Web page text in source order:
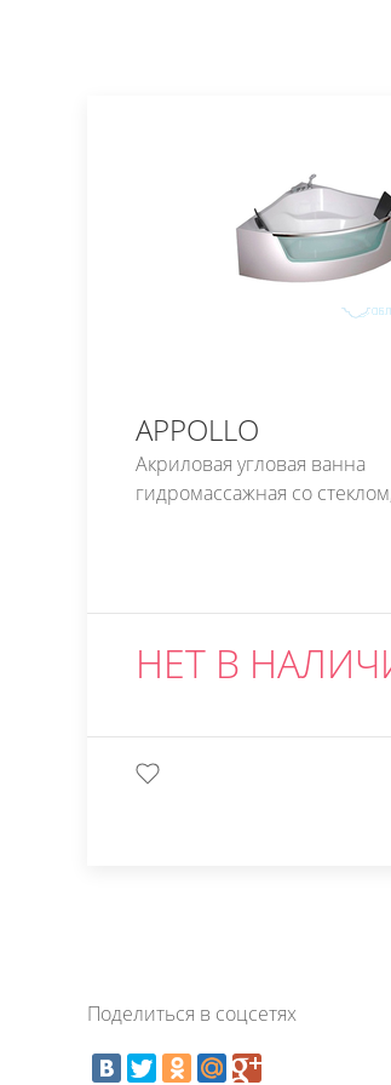
APPOLLO
Акриловая угловая ванна
гидромассажная со
НЕТ В
Поделиться в соцсетях